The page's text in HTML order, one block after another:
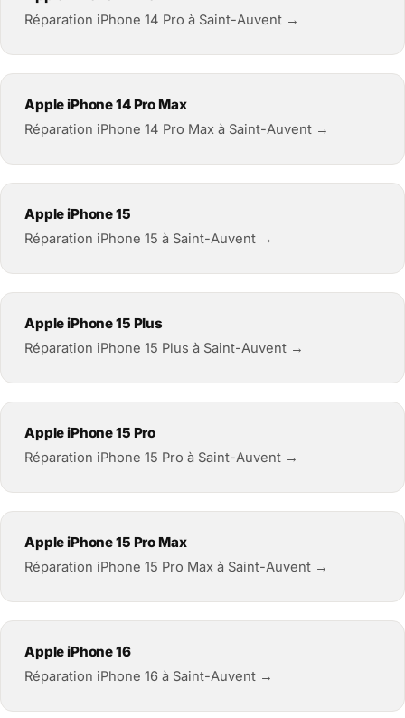
Réparation iPhone 14 Pro à Saint-Auvent →
Apple iPhone 14 Pro Max
Réparation iPhone 14 Pro Max à Saint-Auvent →
Apple iPhone 15
Réparation iPhone 15 à Saint-Auvent →
Apple iPhone 15 Plus
Réparation iPhone 15 Plus à Saint-Auvent →
Apple iPhone 15 Pro
Réparation iPhone 15 Pro à Saint-Auvent →
Apple iPhone 15 Pro Max
Réparation iPhone 15 Pro Max à Saint-Auvent →
Apple iPhone 16
Réparation iPhone 16 à Saint-Auvent →